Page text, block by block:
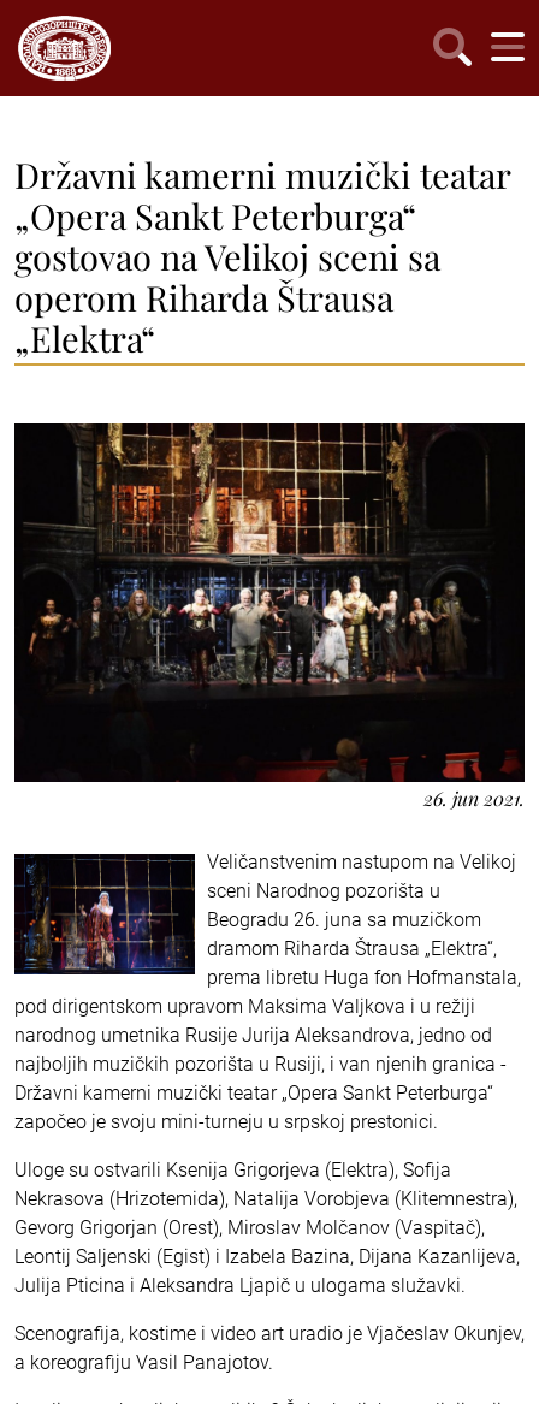
Državni kamerni muzički teatar
„Opera Sankt Peterburga“
gostovao na Velikoj sceni sa
operom Riharda Štrausa
„Elektra“
26. jun 2021.
Veličanstvenim nastupom na Velikoj
sceni Narodnog pozorišta u
Beogradu 26. juna sa muzičkom
dramom Riharda Štrausa „Elektra“,
prema libretu Huga fon Hofmanstala,
pod dirigentskom upravom Maksima Valjkova i u režiji
narodnog umetnika Rusije Jurija Aleksandrova, jedno od
najboljih muzičkih pozorišta u Rusiji, i van njenih granica -
Državni kamerni muzički teatar „Opera Sankt Peterburga“
započeo je svoju mini-turneju u srpskoj prestonici.
Uloge su ostvarili Ksenija Grigorjeva (Elektra), Sofija
Nekrasova (Hrizotemida), Natalija Vorobjeva (Klitemnestra),
Gevorg Grigorjan (Orest), Miroslav Molčanov (Vaspitač),
Leontij Saljenski (Egist) i Izabela Bazina, Dijana Kazanlijeva,
Julija Pticina i Aleksandra Ljapič u ulogama služavki.
Scenografija, kostime i video art uradio je Vjačeslav Okunjev,
a koreografiju Vasil Panajotov.